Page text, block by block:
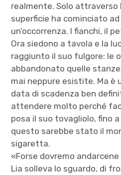
realmente. Solo attraverso
superficie ha cominciato
un’occorrenza. I fianchi, il
Ora siedono a tavola e la
raggiunto il suo fulgore: le
abbandonato quelle
mai neppure esistite. Ma è
data di scadenza ben
attendere molto perché
posa il suo tovagliolo, fino
questo sarebbe stato il
sigaretta.
«Forse dovremo andarcene
Lia solleva lo sguardo, di